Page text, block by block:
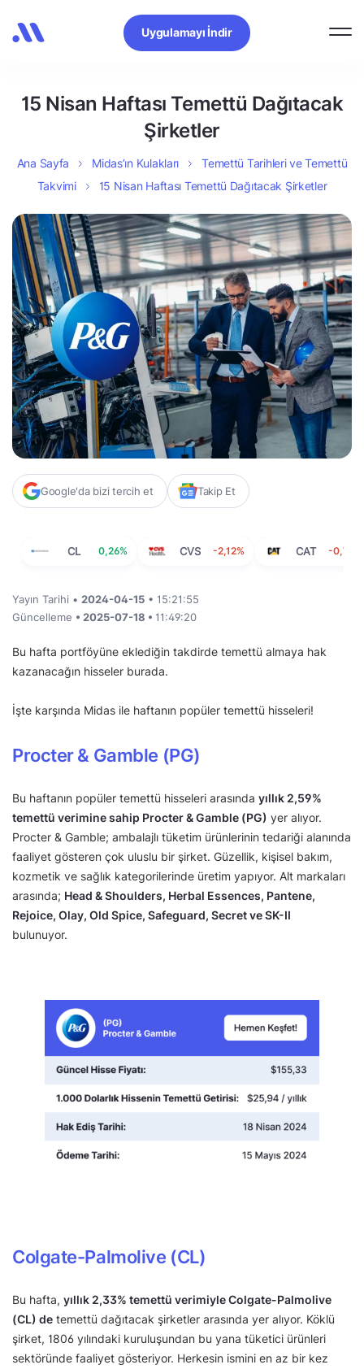
Uygulamayı İndir
15 Nisan Haftası Temettü Dağıtacak
Şirketler
Ana Sayfa Midas’ın Kulakları
Temettü Tarihleri ve Temettü
Takvimi
15 Nisan Haftası Temettü Dağıtacak Şirketler
Google'da bizi tercih et Takip Et
CL 0,26% CVS -2,12% CAT -0,71%
Yayın Tarihi • 2024-04-15 • 15:21:55
Güncelleme • 2025-07-18 • 11:49:20
Bu hafta portföyüne eklediğin takdirde temettü almaya hak
kazanacağın hisseler burada.
İşte karşında Midas ile haftanın popüler temettü hisseleri!
Procter & Gamble (PG)
Bu haftanın popüler temettü hisseleri arasında yıllık 2,59%
temettü verimine sahip Procter & Gamble (PG) yer alıyor.
Procter & Gamble; ambalajlı tüketim ürünlerinin tedariği alanında
faaliyet gösteren çok uluslu bir şirket. Güzellik, kişisel bakım,
kozmetik ve sağlık kategorilerinde üretim yapıyor. Alt markaları
arasında; Head & Shoulders, Herbal Essences, Pantene,
Rejoice, Olay, Old Spice, Safeguard, Secret ve SK-II
bulunuyor.
Colgate-Palmolive (CL)
Bu hafta, yıllık 2,33% temettü verimiyle Colgate-Palmolive
(CL) de temettü dağıtacak şirketler arasında yer alıyor. Köklü
şirket, 1806 yılındaki kuruluşundan bu yana tüketici ürünleri
sektöründe faaliyet gösteriyor. Herkesin ismini en az bir kez